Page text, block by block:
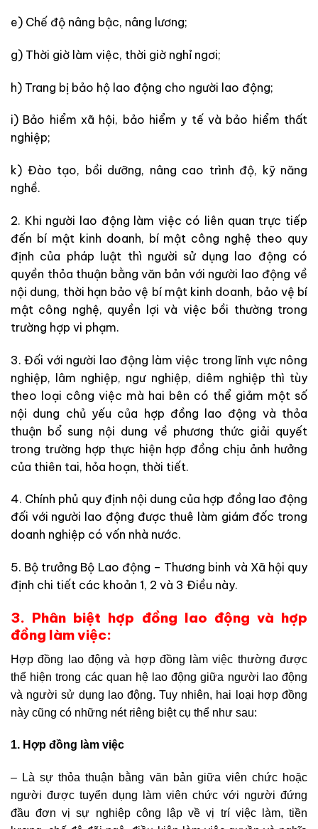
e) Chế độ nâng bậc, nâng lương;
g) Thời giờ làm việc, thời giờ nghỉ ngơi;
h) Trang bị bảo hộ lao động cho người lao động;
i) Bảo hiểm xã hội, bảo hiểm y tế và bảo hiểm thất
nghiệp;
k) Đào tạo, bồi dưỡng, nâng cao trình độ, kỹ năng
nghề.
2. Khi người lao động làm việc có liên quan trực tiếp
đến bí mật kinh doanh, bí mật công nghệ theo quy
định của pháp luật thì người sử dụng lao động có
quyền thỏa thuận bằng văn bản với người lao động về
nội dung, thời hạn bảo vệ bí mật kinh doanh, bảo vệ bí
mật công nghệ, quyền lợi và việc bồi thường trong
trường hợp vi phạm.
3. Đối với người lao động làm việc trong lĩnh vực nông
nghiệp, lâm nghiệp, ngư nghiệp, diêm nghiệp thì tùy
theo loại công việc mà hai bên có thể giảm một số
nội dung chủ yếu của hợp đồng lao động và thỏa
thuận bổ sung nội dung về phương thức giải quyết
trong trường hợp thực hiện hợp đồng chịu ảnh hưởng
của thiên tai, hỏa hoạn, thời tiết.
4. Chính phủ quy định nội dung của hợp đồng lao động
đối với người lao động được thuê làm giám đốc trong
doanh nghiệp có vốn nhà nước.
5. Bộ trưởng Bộ Lao động – Thương binh và Xã hội quy
định chi tiết các khoản 1, 2 và 3 Điều này.
3. Phân biệt hợp đồng lao động và hợp
đồng làm việc:
Hợp đồng lao động và hợp đồng làm việc thường được
thể hiện trong các quan hệ lao động giữa người lao động
và người sử dụng lao động. Tuy nhiên, hai loại hợp đồng
này cũng có những nét riêng biệt cụ thể như sau:
1. Hợp đồng làm việc
– Là sự thỏa thuận bằng văn bản giữa viên chức hoặc
người được tuyển dụng làm viên chức với người đứng
đầu đơn vị sự nghiệp công lập về vị trí việc làm, tiền